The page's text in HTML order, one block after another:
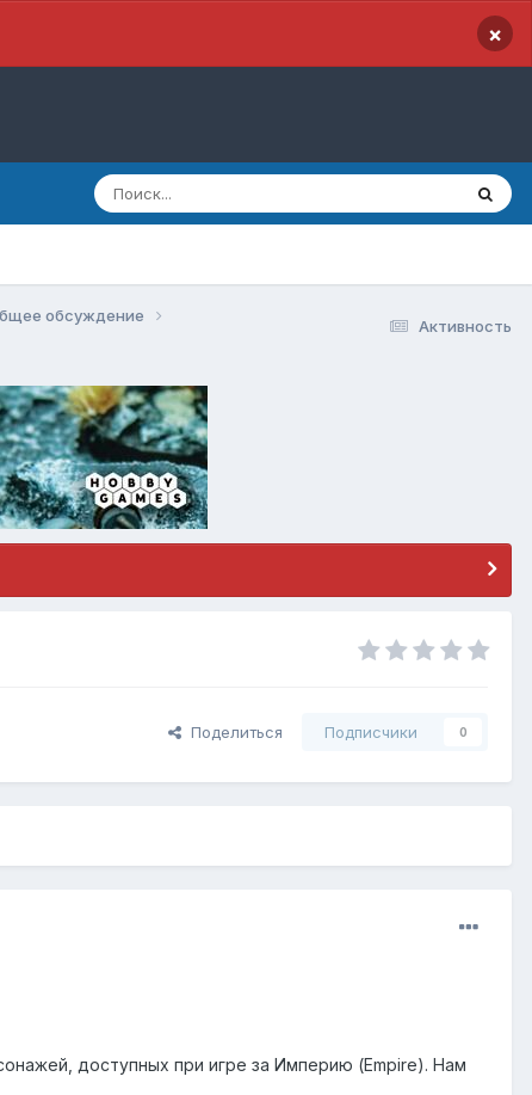
×
Активность
обсуждение
Поделиться Подписчики 0
доступных при игре за Империю (Empire). Нам